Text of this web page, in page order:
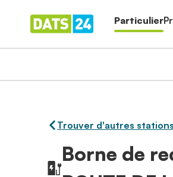
Particulier
Trouver d'autres
Borne de